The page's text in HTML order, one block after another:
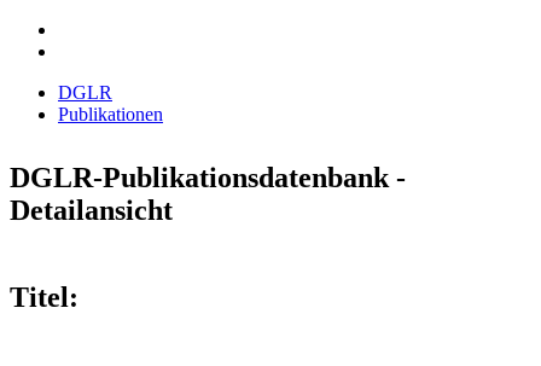
DGLR
Publikationen
DGLR-Publikationsdatenbank -
Detailansicht
Titel: